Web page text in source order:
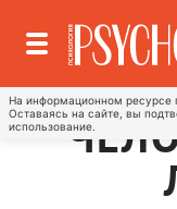
На информационном ресурсе
Оставаясь на сайте, вы
использование.